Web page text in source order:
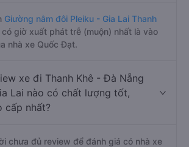
Giường nằm đôi Pleiku - Gia Lai Thanh
có giờ xuất phát trễ (muộn) nhất là vào
nhà xe Quốc Đạt.
xe đi Thanh Khê - Đà Nẵng
Lai nào có chất lượng tốt,
cấp nhất?
chưa đủ review để đánh giá có nhà xe